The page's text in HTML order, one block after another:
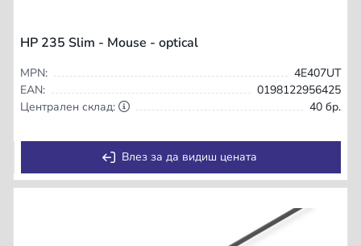
HP 235 Slim - Mouse - optical
MPN:
4E407UT
EAN:
0198122956425
Централен склад:
40 бр.
Влез за да видиш цената